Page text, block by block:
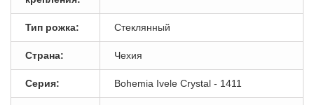
Тип рожка: Стеклянный
Страна: Чехия
Серия: Bohemia Ivele Crystal - 1411